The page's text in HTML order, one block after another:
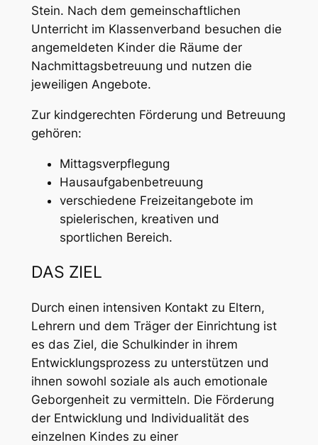
Stein. Nach dem gemeinschaftlichen
Unterricht im Klassenverband besuchen die
angemeldeten Kinder die Räume der
Nachmittagsbetreuung und nutzen die
jeweiligen Angebote.
Zur kindgerechten Förderung und Betreuung
gehören:
Mittagsverpflegung
Hausaufgabenbetreuung
verschiedene Freizeitangebote im
spielerischen, kreativen und
sportlichen Bereich.
DAS ZIEL
Durch einen intensiven Kontakt zu Eltern,
Lehrern und dem Träger der Einrichtung ist
es das Ziel, die Schulkinder in ihrem
Entwicklungsprozess zu unterstützen und
ihnen sowohl soziale als auch emotionale
Geborgenheit zu vermitteln. Die Förderung
der Entwicklung und Individualität des
einzelnen Kindes zu einer